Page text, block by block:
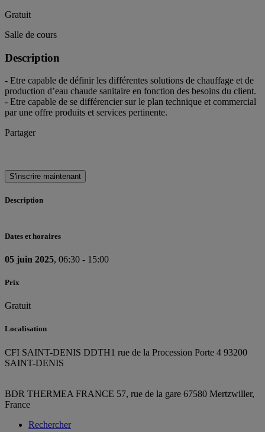
Gratuit
Salle de cours
Description
- Etre capable de définir les différentes solutions de chauffage et de
production d’eau chaude sanitaire en fonction des besoins du client.
- Etre capable de se différencier sur le plan technique et commercial
par une offre produits et services pertinente.
Partager
S'inscrire maintenant
Description
Dates et horaires
05 juin 2025, 06:30 - 15:00
Prix
Gratuit
Localisation
CFI SAINT-DENIS DDTH1 rue de la Procession Porte 4 93200
SAINT-DENIS
BDR THERMEA FRANCE 57, rue de la gare 67580 Mertzwiller,
France
Rechercher